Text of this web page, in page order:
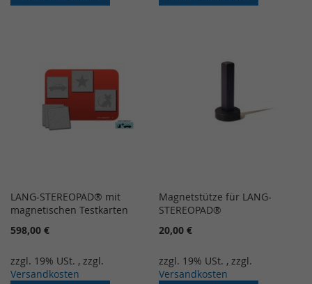
LANG-STEREOPAD® mit
magnetischen Testkarten
598,00 €
zzgl. 19% USt. , zzgl.
Versandkosten
Magnetstütze für LANG-
STEREOPAD®
20,00 €
zzgl. 19% USt. , zzgl.
Versandkosten